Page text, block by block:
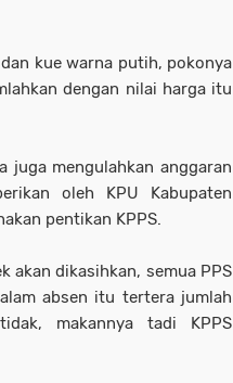
kue warna putih, pokonya
dengan nilai harga itu
juga mengulahkan anggaran
oleh KPU Kabupaten
pentikan KPPS.
akan dikasihkan, semua PPS
absen itu tertera jumlah
makannya tadi KPPS